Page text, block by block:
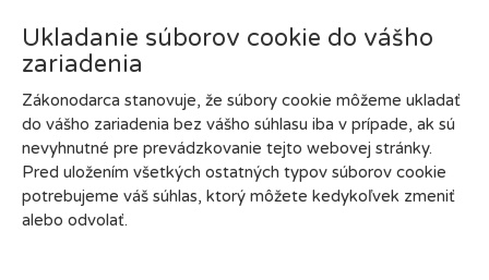
Ukladanie súborov cookie do vášho
zariadenia
Zákonodarca stanovuje, že súbory cookie môžeme ukladať
do vášho zariadenia bez vášho súhlasu iba v prípade, ak sú
nevyhnutné pre prevádzkovanie tejto webovej stránky.
Pred uložením všetkých ostatných typov súborov cookie
potrebujeme váš súhlas, ktorý môžete kedykoľvek zmeniť
alebo odvolať.